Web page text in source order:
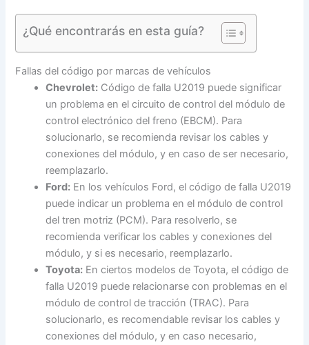
¿Qué encontrarás en esta guía?
Fallas del código por marcas de vehículos
Chevrolet: Código de falla U2019 puede significar
un problema en el circuito de control del módulo de
control electrónico del freno (EBCM). Para
solucionarlo, se recomienda revisar los cables y
conexiones del módulo, y en caso de ser necesario,
reemplazarlo.
Ford: En los vehículos Ford, el código de falla U2019
puede indicar un problema en el módulo de control
del tren motriz (PCM). Para resolverlo, se
recomienda verificar los cables y conexiones del
módulo, y si es necesario, reemplazarlo.
Toyota: En ciertos modelos de Toyota, el código de
falla U2019 puede relacionarse con problemas en el
módulo de control de tracción (TRAC). Para
solucionarlo, es recomendable revisar los cables y
conexiones del módulo, y en caso necesario,